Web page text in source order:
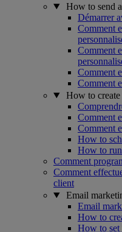
How to send
Démarrer
Comment
Comment
Comment
Comment
How to create
Comment
Comment
How to
How to
Comment
Comment
client
Email
Email
How to
How to set